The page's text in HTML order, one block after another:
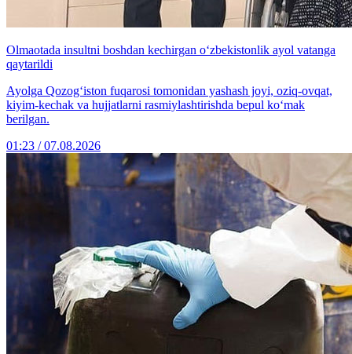
Olmaotada insultni boshdan kechirgan o‘zbekistonlik ayol vatanga
qaytarildi
Ayolga Qozog‘iston fuqarosi tomonidan yashash joyi, oziq-ovqat,
kiyim-kechak va hujjatlarni rasmiylashtirishda bepul ko‘mak
berilgan.
01:23 / 07.08.2026